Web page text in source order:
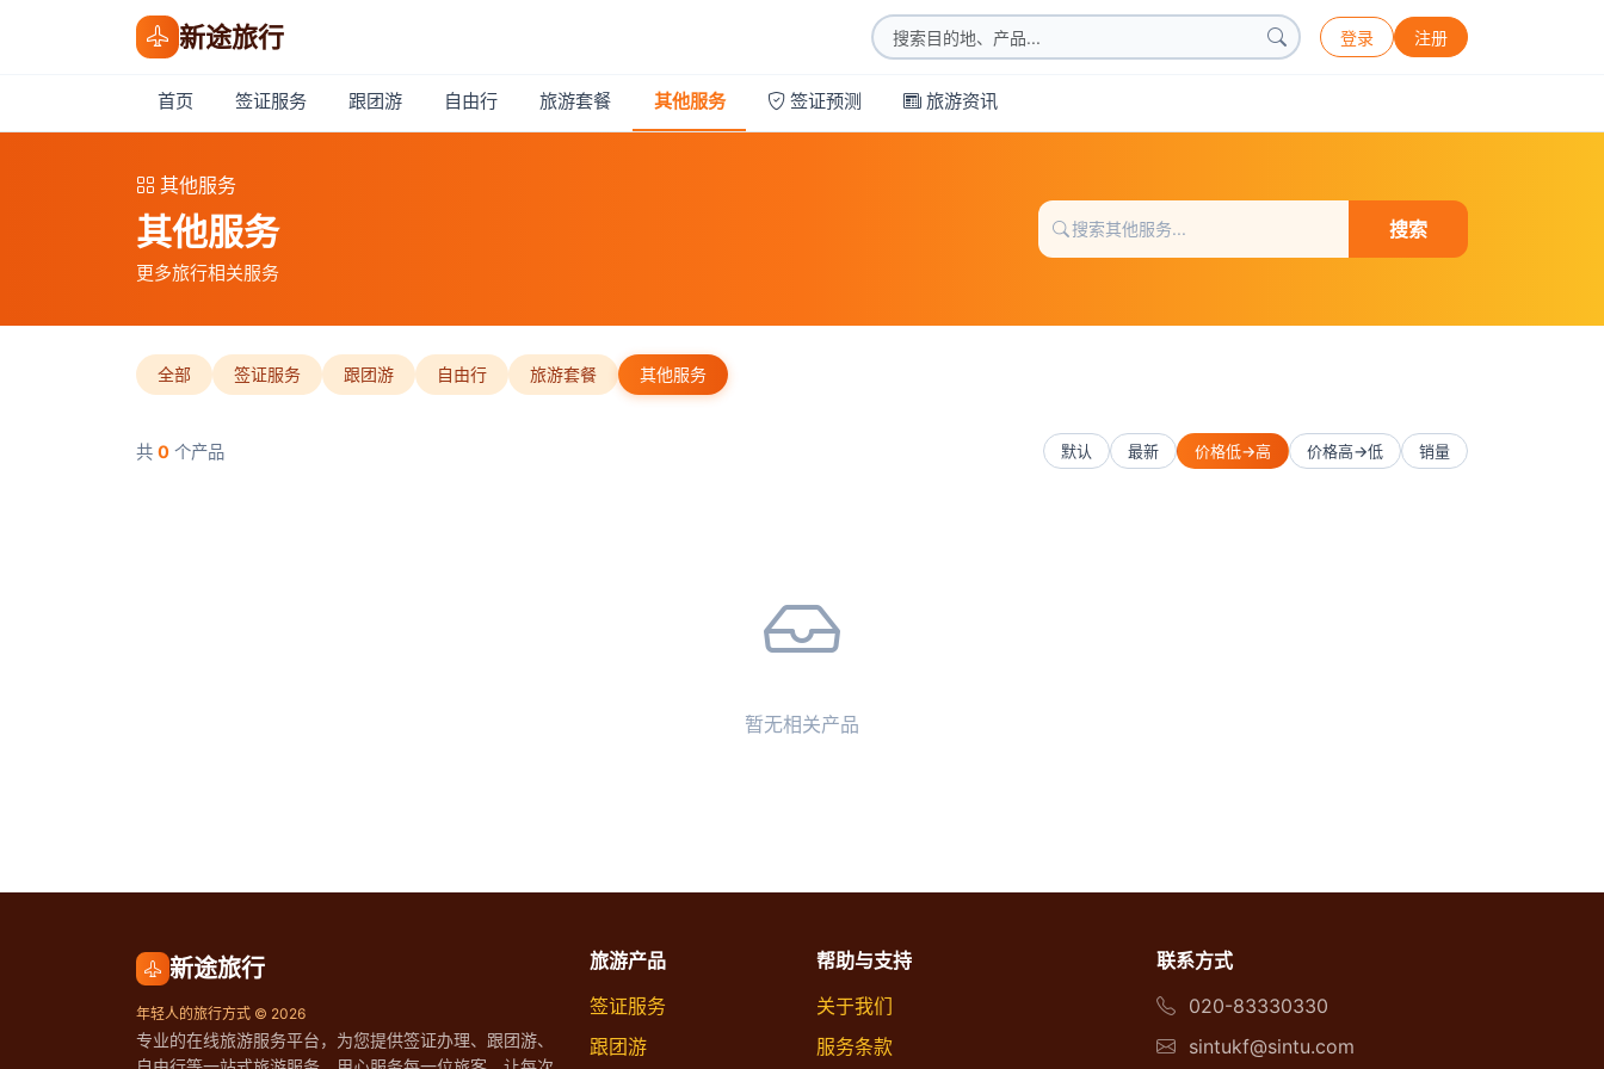
新途旅行 登录 注册
首页 签证服务 跟团游 自由行 旅游套餐 其他服务 签证预测 旅游资讯
其他服务
其他服务
更多旅行相关服务
搜索
全部 签证服务 跟团游 自由行 旅游套餐 其他服务
共 0 个产品 默认 最新 价格低→高 价格高→低 销量
暂无相关产品
新途旅行
年轻人的旅行方式 © 2026
专业的在线旅游服务平台，为您提供签证办理、跟团游、
旅游产品
签证服务
跟团游
帮助与支持
关于我们
服务条款
联系方式
020-83330330
sintukf@sintu.com